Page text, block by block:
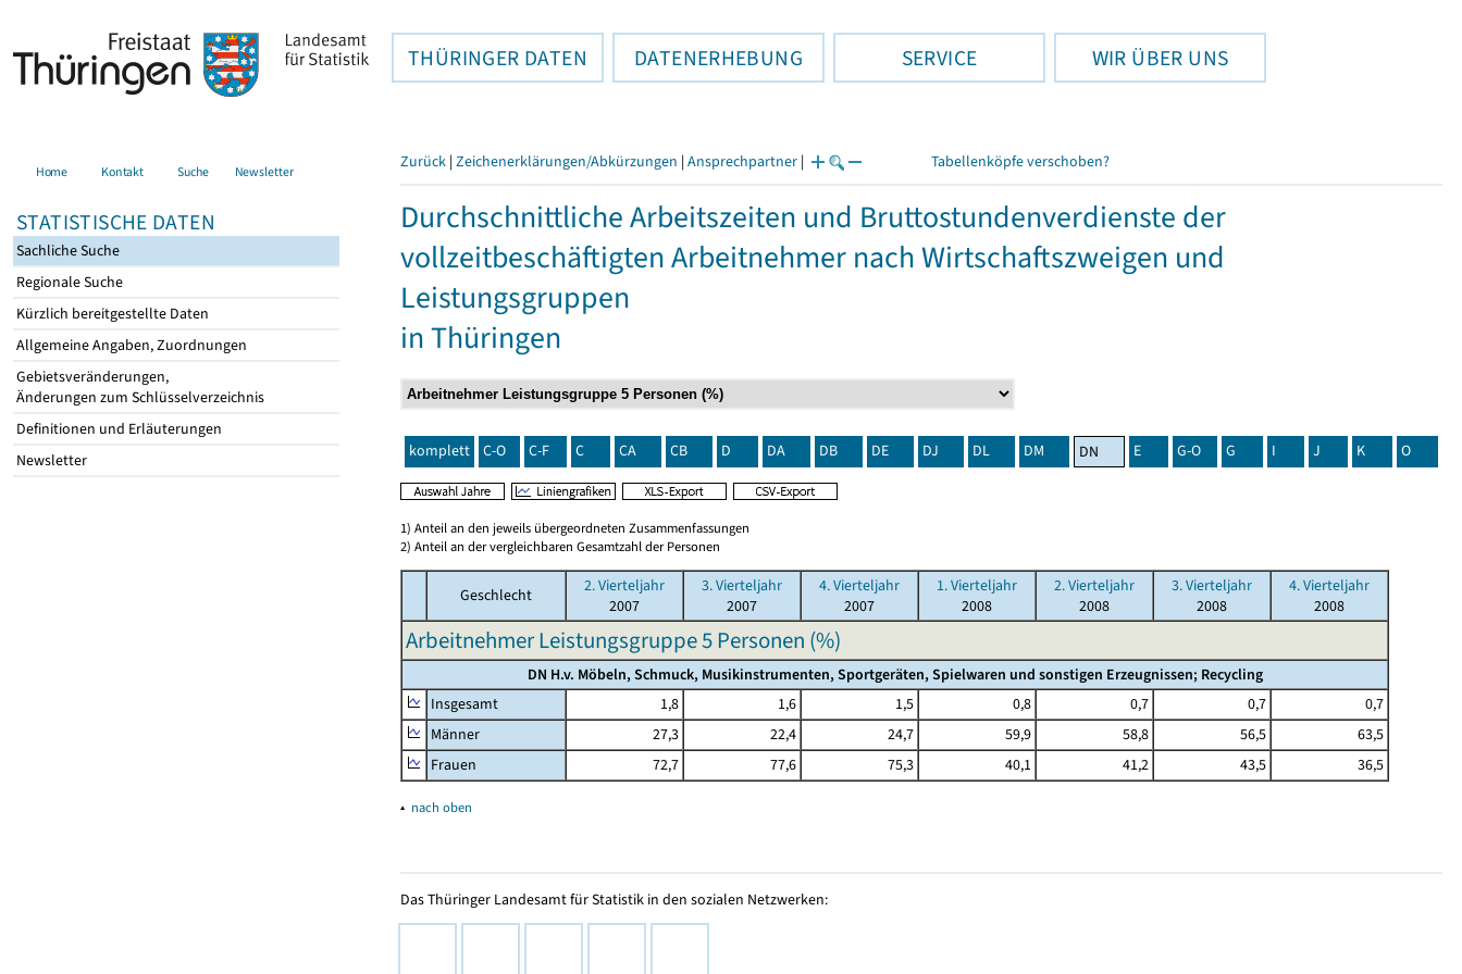
THÜRINGER DATEN DATENERHEBUNG SERVICE WIR ÜBER UNS
Home Kontakt Suche Newsletter
STATISTISCHE DATEN
Sachliche Suche
Regionale Suche
Kürzlich bereitgestellte Daten
Allgemeine Angaben, Zuordnungen
Gebietsveränderungen,
Änderungen zum Schlüsselverzeichnis
Definitionen und Erläuterungen
Newsletter
Zurück | Zeichenerklärungen/Abkürzungen | Ansprechpartner | Tabellenköpfe verschoben?
Durchschnittliche Arbeitszeiten und Bruttostundenverdienste der
vollzeitbeschäftigten Arbeitnehmer nach Wirtschaftszweigen und
Leistungsgruppen
in Thüringen
komplett C-O C-F C CA CB D DA DB DE DJ DL DM DN E G-O G I J K O
1) Anteil an den jeweils übergeordneten Zusammenfassungen
2) Anteil an der vergleichbaren Gesamtzahl der Personen
Geschlecht
2. Vierteljahr
2007
3. Vierteljahr
2007
4. Vierteljahr
2007
1. Vierteljahr
2008
2. Vierteljahr
2008
3. Vierteljahr
2008
4. Vierteljahr
2008
Arbeitnehmer Leistungsgruppe 5 Personen (%)
DN H.v. Möbeln, Schmuck, Musikinstrumenten, Sportgeräten, Spielwaren und sonstigen Erzeugnissen; Recycling
Insgesamt
1,8 1,6 1,5 0,8 0,7 0,7
0,7
Männer
27,3 22,4 24,7 59,9 58,8 56,5
63,5
Frauen
72,7 77,6 75,3 40,1 41,2 43,5 36,5
▴ nach oben
Das Thüringer Landesamt für Statistik in den sozialen Netzwerken: